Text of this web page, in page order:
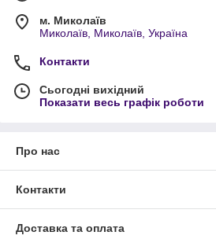
м. Миколаїв
Миколаїв, Миколаїв, Україна
Контакти
Сьогодні вихідний
Показати весь графік роботи
Про нас
Контакти
Доставка та оплата